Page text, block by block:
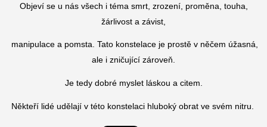
Objeví se u nás všech i téma smrt, zrození, proměna, touha,
žárlivost a závist,
manipulace a pomsta. Tato konstelace je prostě v něčem úžasná,
ale i zničující zároveň.
Je tedy dobré myslet láskou a citem.
Někteří lidé udělají v této konstelaci hluboký obrat ve svém nitru.